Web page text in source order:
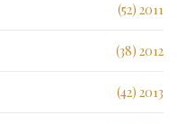
2011 (52)
2012 (38)
2013 (42)